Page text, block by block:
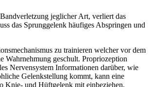
jeglicher Art, verliert das
das Sprunggelenk häufiges Abspringen und
zu trainieren welcher vor dem
Wahrnehmung geschult. Propriozeption
Nervensystem Informationen darüber, wie
Gelenkstellung kommt, kann eine
Knie- und Hüftgelenk mit einbeziehen,